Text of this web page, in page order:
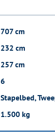
707 cm
232 cm
257 cm
6
Stapelbed,
1.500 kg